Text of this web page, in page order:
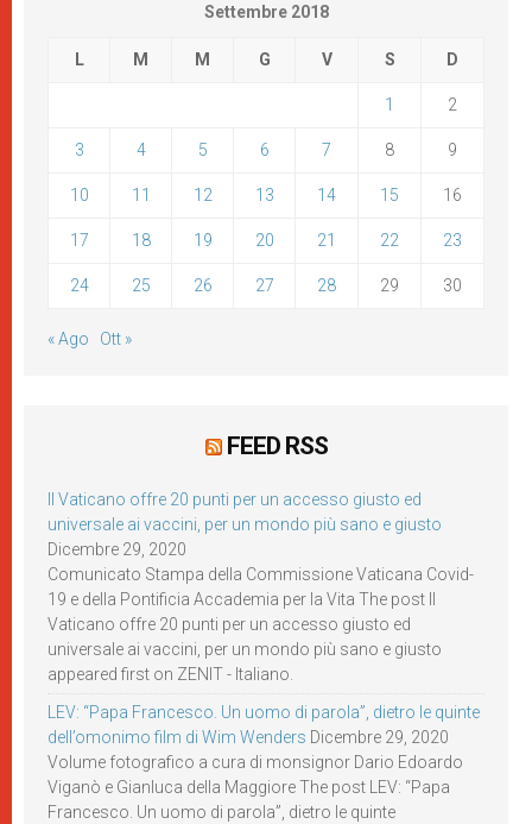
Settembre 2018
L M M G V S D
1 2
3 4 5 6 7 8 9
10 11 12 13 14 15 16
17 18 19 20 21 22 23
24 25 26 27 28 29 30
« Ago Ott »
FEED RSS
Il Vaticano offre 20 punti per un accesso giusto ed
universale ai vaccini, per un mondo più sano e giusto
Dicembre 29, 2020
Comunicato Stampa della Commissione Vaticana Covid-
19 e della Pontificia Accademia per la Vita The post Il
Vaticano offre 20 punti per un accesso giusto ed
universale ai vaccini, per un mondo più sano e giusto
appeared first on ZENIT - Italiano.
LEV: “Papa Francesco. Un uomo di parola”, dietro le quinte
dell’omonimo film di Wim Wenders Dicembre 29, 2020
Volume fotografico a cura di monsignor Dario Edoardo
Viganò e Gianluca della Maggiore The post LEV: “Papa
Francesco. Un uomo di parola”, dietro le quinte